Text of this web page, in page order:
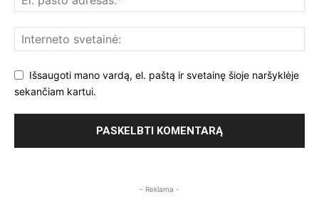
Išsaugoti mano vardą, el. paštą ir svetainę šioje naršyklėje
sekančiam kartui.
- Reklama -